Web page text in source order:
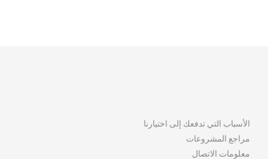
الأسباب التي تدفعك إلى اختيارنا
مراجع المشروعات
معلومات الاتصال